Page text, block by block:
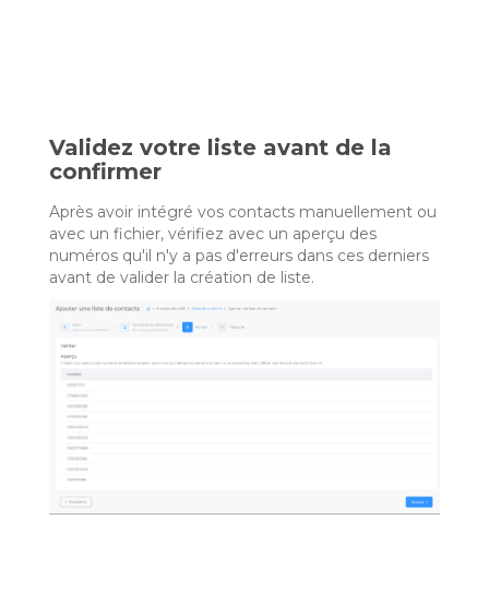
Validez votre liste avant de la
confirmer
Après avoir intégré vos contacts manuellement ou
avec un fichier, vérifiez avec un aperçu des
numéros qu'il n'y a pas d'erreurs dans ces derniers
avant de valider la création de liste.